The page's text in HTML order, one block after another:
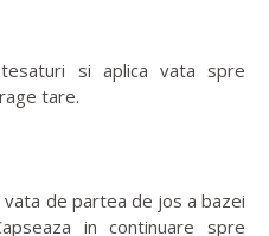
si aplica vata spre
tare.
de partea de jos a bazei
in continuare spre